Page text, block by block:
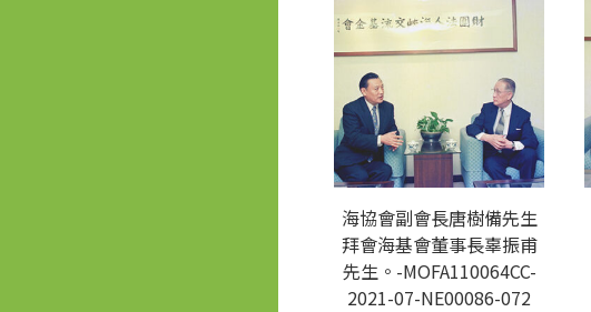
海協會副會長唐樹備先生
拜會海基會董事長辜振甫
先生。-MOFA110064CC-
2021-07-NE00086-072